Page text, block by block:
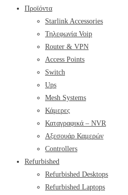
Προϊόντα
Starlink Accessories
Τηλεφωνία Voip
Router & VPN
Access Points
Switch
Ups
Mesh Systems
Κάμερες
Καταγραφικά – NVR
Αξεσουάρ Καμερών
Controllers
Refurbished
Refurbished Desktops
Refurbished Laptops